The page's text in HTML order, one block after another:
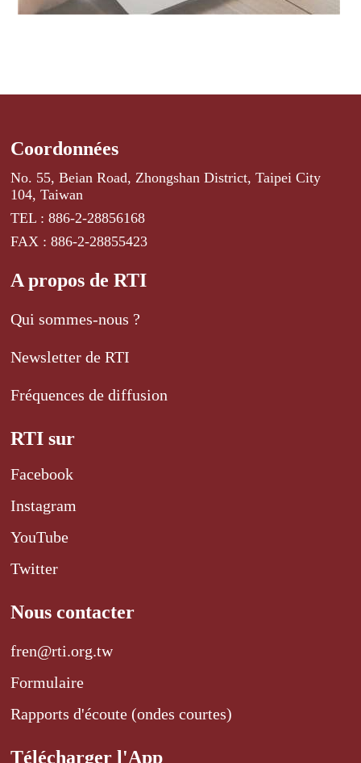
Coordonnées
No. 55, Beian Road, Zhongshan District, Taipei City
104, Taiwan
TEL : 886-2-28856168
FAX : 886-2-28855423
A propos de RTI
Qui sommes-nous ?
Newsletter de RTI
Fréquences de diffusion
RTI sur
Facebook
Instagram
YouTube
Twitter
Nous contacter
fren@rti.org.tw
Formulaire
Rapports d'écoute (ondes courtes)
Télécharger l'App